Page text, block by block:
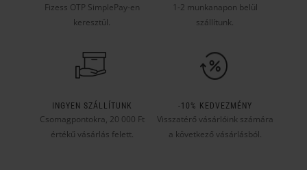
Fizess OTP SimplePay-en
keresztül.
1-2 munkanapon belül
szállítunk.
INGYEN SZÁLLÍTUNK
Csomagpontokra, 20 000 Ft
értékű vásárlás felett.
-10% KEDVEZMÉNY
Visszatérő vásárlóink számára
a következő vásárlásból.